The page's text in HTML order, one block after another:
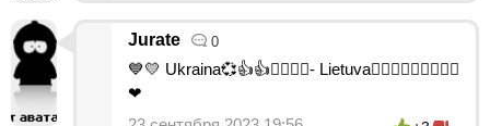
Jurate 0
💙💛 Ukraina💞👍👍✊🏾✊🏾- Lietuva✌🏼✌🏼✌🏼💞🧡💚
❤